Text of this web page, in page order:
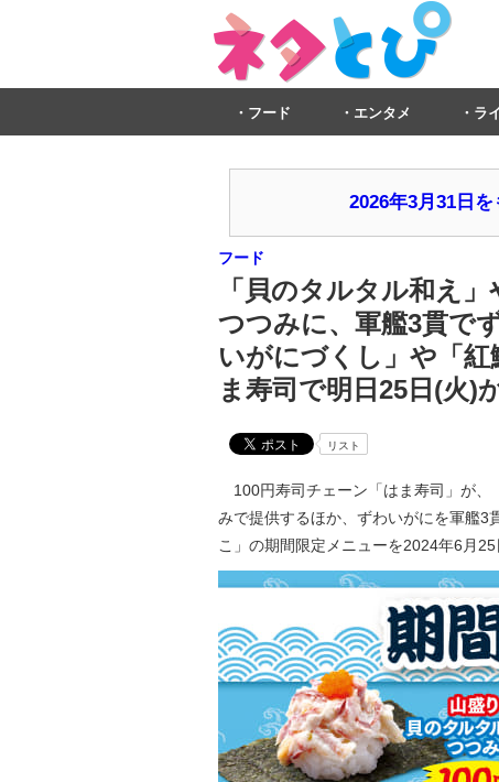
フード エンタメ ラ
2026年3月31日
フード
「貝のタルタル和え
つつみに、軍艦3貫で
いがにづくし」や「
ま寿司で明日25日(火)
リスト
100円寿司チェーン「はま寿司」が、
みで提供するほか、ずわいがにを軍艦3
こ」の期間限定メニューを2024年6月25